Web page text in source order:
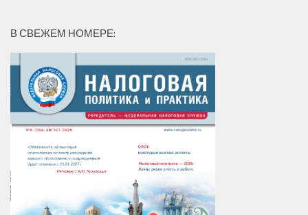
В СВЕЖЕМ НОМЕРЕ: